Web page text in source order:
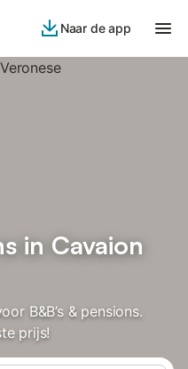
Naar de app
in Cavaion
B&B’s & pensions.
prijs!